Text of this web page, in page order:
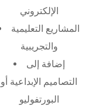
الإلكتروني
المشاريع التعليمية
والتجريبية
إضافة إلى
التصاميم الإبداعية أو
البورتفوليو